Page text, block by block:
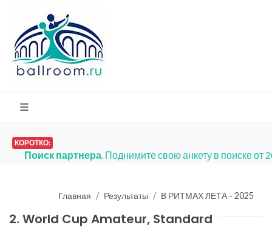
КОРОТКО:
Платья на продажу. Мы запустили
Главная Результаты В РИТМАХ ЛЕТА - 2025
2. World Cup Amateur, Standard